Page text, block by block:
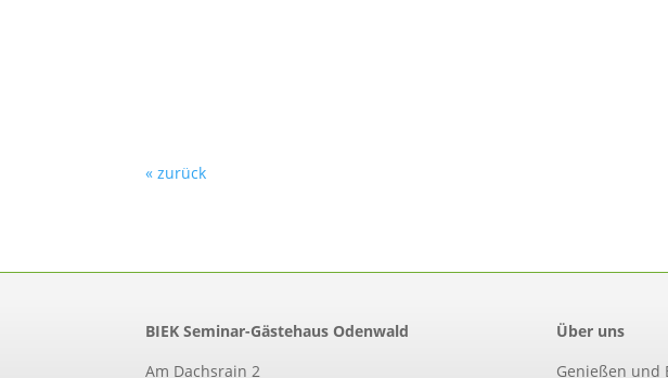
« zurück
BIEK Seminar-Gästehaus Odenwald
Am Dachsrain 2
Über uns
Genießen und